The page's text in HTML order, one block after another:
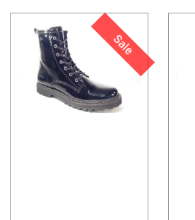
Sale